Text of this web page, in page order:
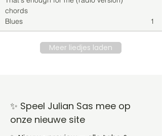
chords
Blues
1
Meer liedjes laden
✨ Speel Julian Sas mee op
onze nieuwe site